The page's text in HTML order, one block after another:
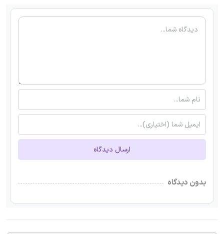
ارسال دیدگاه
بدون دیدگاه